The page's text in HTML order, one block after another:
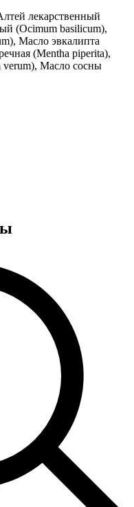
лекарственный
(Ocimum basilicum),
Масло эвкалипта
(Mentha piperita),
Масло сосны